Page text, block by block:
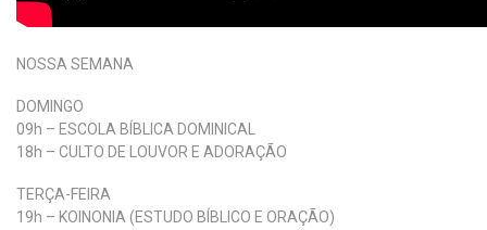
NOSSA SEMANA
DOMINGO
09h – ESCOLA BÍBLICA DOMINICAL
18h – CULTO DE LOUVOR E ADORAÇÃO
TERÇA-FEIRA
19h – KOINONIA (ESTUDO BÍBLICO E ORAÇÃO)